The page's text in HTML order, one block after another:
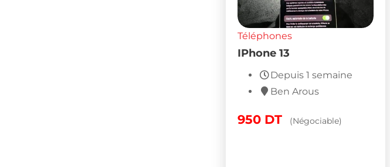
Téléphones
IPhone 13
Depuis 1 semaine
Ben Arous
950 DT (Négociable)